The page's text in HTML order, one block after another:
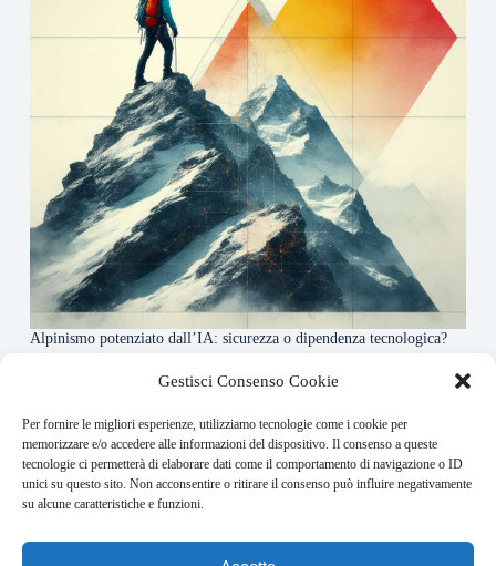
Gestisci Consenso Cookie
Per fornire le migliori esperienze, utilizziamo tecnologie come i cookie per
memorizzare e/o accedere alle informazioni del dispositivo. Il consenso a queste
tecnologie ci permetterà di elaborare dati come il comportamento di navigazione o ID
unici su questo sito. Non acconsentire o ritirare il consenso può influire negativamente
su alcune caratteristiche e funzioni.
Alpinismo potenziato dall’IA: sicurezza o dipendenza tecnologica?
About this website
Rivistadellamontagna.it ogni giorno trova per te le principali
notizie su montagna trekking e alpinismo da tutto il mondo.
Address: